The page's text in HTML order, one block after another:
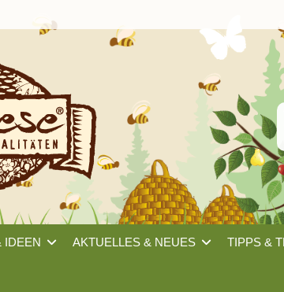
IDEEN AKTUELLES & NEUES TIPPS &